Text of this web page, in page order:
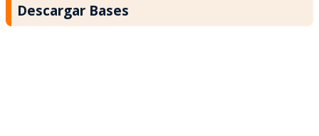
Descargar Bases